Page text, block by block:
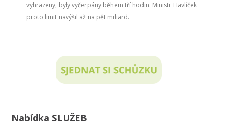
vyhrazeny, byly vyčerpány během tří hodin. Ministr Havlíček
proto limit navýšil až na pět miliard.
Nabídka SLUŽEB